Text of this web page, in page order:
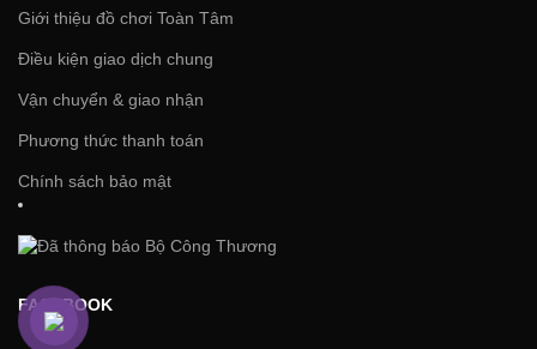
Giới thiệu đồ chơi Toàn Tâm
Điều kiện giao dịch chung
Vận chuyển & giao nhận
Phương thức thanh toán
Chính sách bảo mật
FACEBOOK